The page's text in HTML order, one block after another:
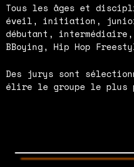
Tous les âges et
éveil, initiation,
débutant, intermédiaire,
BBoying, Hip Hop
Des jurys sont
élire le groupe le plus